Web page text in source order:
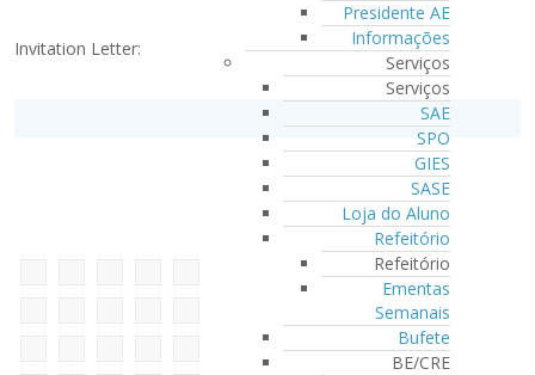
Presidente AE
Informações
Serviços
Serviços
SAE
SPO
GIES
SASE
Loja do Aluno
Refeitório
Refeitório
Ementas
Semanais
Bufete
BE/CRE
Invitation Letter: